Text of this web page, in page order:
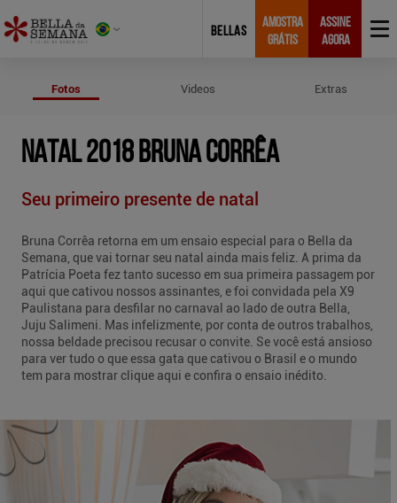
BELLAS
AMOSTRA
GRÁTIS
ASSINE
AGORA
Fotos Videos Extras
NATAL 2018 BRUNA CORRÊA
Seu primeiro presente de natal
Bruna Corrêa retorna em um ensaio especial para o Bella da
Semana, que vai tornar seu natal ainda mais feliz. A prima da
Patrícia Poeta fez tanto sucesso em sua primeira passagem por
aqui que cativou nossos assinantes, e foi convidada pela X9
Paulistana para desfilar no carnaval ao lado de outra Bella,
Juju Salimeni. Mas infelizmente, por conta de outros trabalhos,
nossa beldade precisou recusar o convite. Se você está ansioso
para ver tudo o que essa gata que cativou o Brasil e o mundo
tem para mostrar clique aqui e confira o ensaio inédito.